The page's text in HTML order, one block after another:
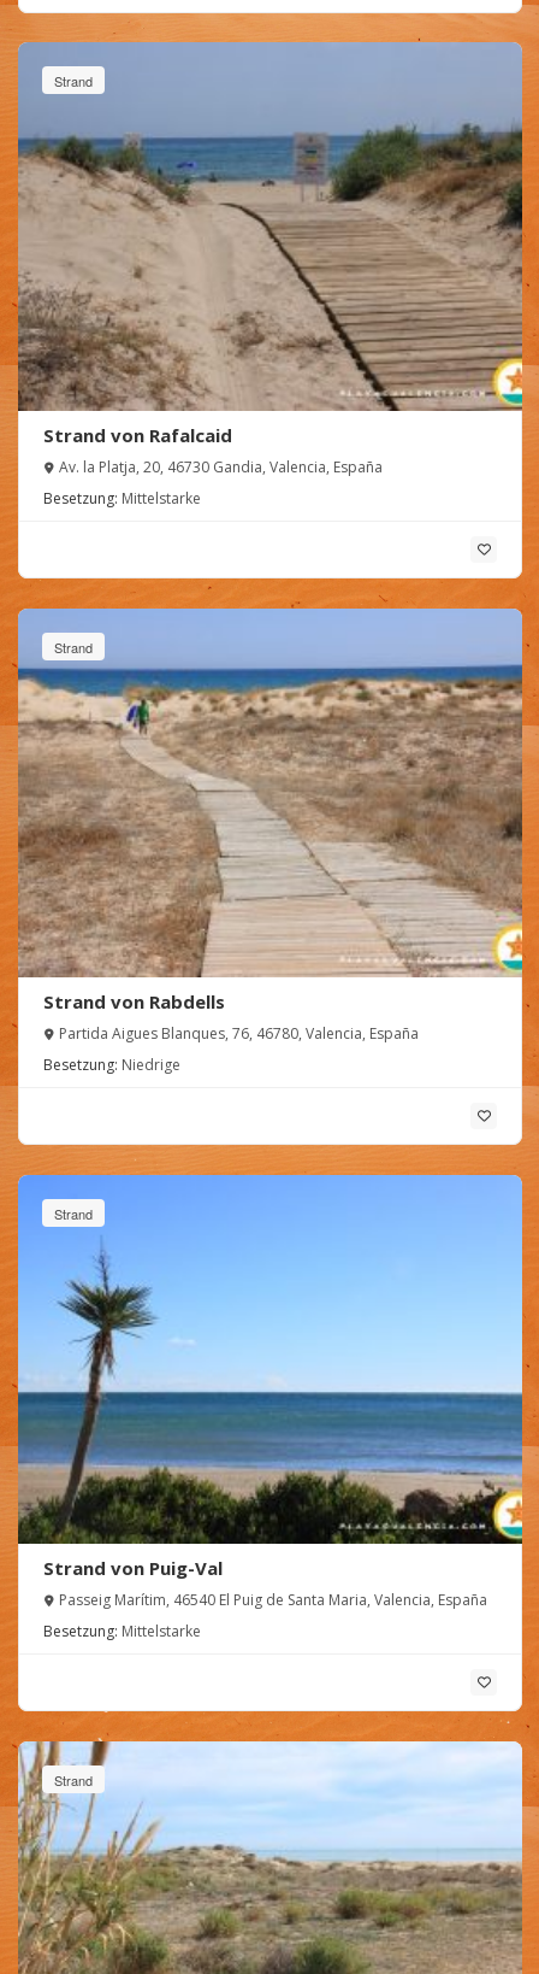
Strand
Strand von Rafalcaid
Av. la Platja, 20, 46730 Gandia, Valencia, España
Besetzung: Mittelstarke
Strand
Strand von Rabdells
Partida Aigues Blanques, 76, 46780, Valencia, España
Besetzung: Niedrige
Strand
Strand von Puig-Val
Passeig Marítim, 46540 El Puig de Santa Maria, Valencia, España
Besetzung: Mittelstarke
Strand